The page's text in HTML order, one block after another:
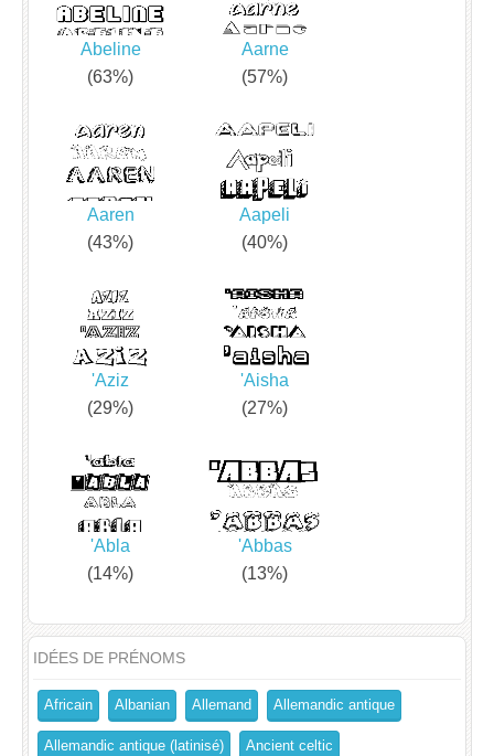
Abeline
(63%)
Aarne
(57%)
Aaren
(43%)
Aapeli
(40%)
'Aziz
(29%)
'Aisha
(27%)
'Abla
(14%)
'Abbas
(13%)
IDÉES DE PRÉNOMS
Africain Albanian Allemand Allemandic antique
Allemandic antique (latinisé) Ancient celtic